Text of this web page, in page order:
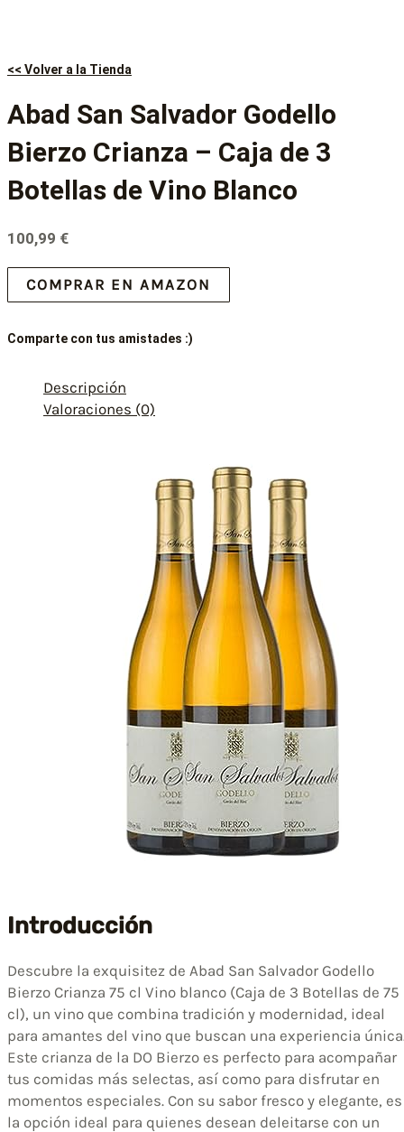
<< Volver a la Tienda
Abad San Salvador Godello
Bierzo Crianza – Caja de 3
Botellas de Vino Blanco
100,99 €
COMPRAR EN AMAZON
Comparte con tus amistades :)
Descripción
Valoraciones (0)
Introducción
Descubre la exquisitez de Abad San Salvador Godello
Bierzo Crianza 75 cl Vino blanco (Caja de 3 Botellas de 75
cl), un vino que combina tradición y modernidad, ideal
para amantes del vino que buscan una experiencia
Este crianza de la DO Bierzo es perfecto para acompañar
tus comidas más selectas, así como para disfrutar en
momentos especiales. Con su sabor fresco y elegante, es
la opción ideal para quienes desean deleitarse con un